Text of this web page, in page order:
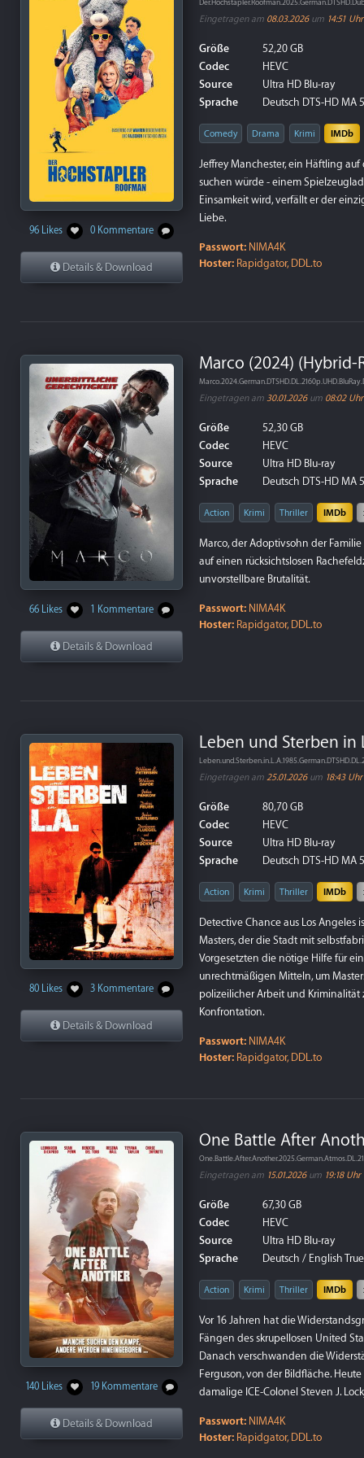
96 Likes 0 Kommentare
Details & Download
Eingetragen am 08.03.2026um 14:51 Uhr
Größe
52,20 GB
Codec
HEVC
Source
Ultra HD Blu-ray
Sprache
Deutsch DTS-HD MA
Comedy Drama Krimi IMDb
Jeffrey Manchester, ein Häftling
suchen würde - einem
Einsamkeit wird, verfällt er der
Liebe.
Passwort: NIMA4K
Hoster: Rapidgator, DDL.to
66 Likes 1 Kommentare
Details & Download
Marco (2024) (Hybrid-
Eingetragen am 30.01.2026um 08:02 Uhr
Größe
52,30 GB
Codec
HEVC
Source
Ultra HD Blu-ray
Sprache
Deutsch DTS-HD MA
Action Krimi Thriller IMDb
Marco, der Adoptivsohn der
auf einen rücksichtslosen
unvorstellbare Brutalität.
Passwort: NIMA4K
Hoster: Rapidgator, DDL.to
80 Likes 3 Kommentare
Details & Download
Leben und Sterben in
Eingetragen am 25.01.2026um 18:43 Uhr
Größe
80,70 GB
Codec
HEVC
Source
Ultra HD Blu-ray
Sprache
Deutsch DTS-HD MA
Action Krimi Thriller IMDb
Detective Chance aus Los Angeles
Masters, der die Stadt mit
Vorgesetzten die nötige Hilfe für
unrechtmäßigen Mitteln, um
polizeilicher Arbeit und
Konfrontation.
Passwort: NIMA4K
Hoster: Rapidgator, DDL.to
140 Likes 19 Kommentare
Details & Download
One Battle After
Eingetragen am 15.01.2026um 19:18 Uhr
Größe
67,30 GB
Codec
HEVC
Source
Ultra HD Blu-ray
Sprache
Deutsch / English
Action Krimi Thriller IMDb
Vor 16 Jahren hat die
Fängen des skrupellosen United
Danach verschwanden die
Ferguson, von der Bildfläche.
damalige ICE-Colonel Steven J.
Passwort: NIMA4K
Hoster: Rapidgator, DDL.to